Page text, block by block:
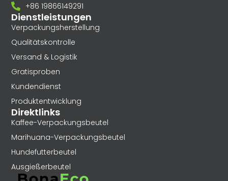
Dienstleistungen
Verpackungsherstellung
Qualitätskontrolle
Versand & Logistik
Gratisproben
Kundendienst
Produktentwicklung
Direktlinks
Kaffee-Verpackungsbeutel
Marihuana-Verpackungsbeutel
Hundefutterbeutel
Ausgießerbeutel
+86 19866149291